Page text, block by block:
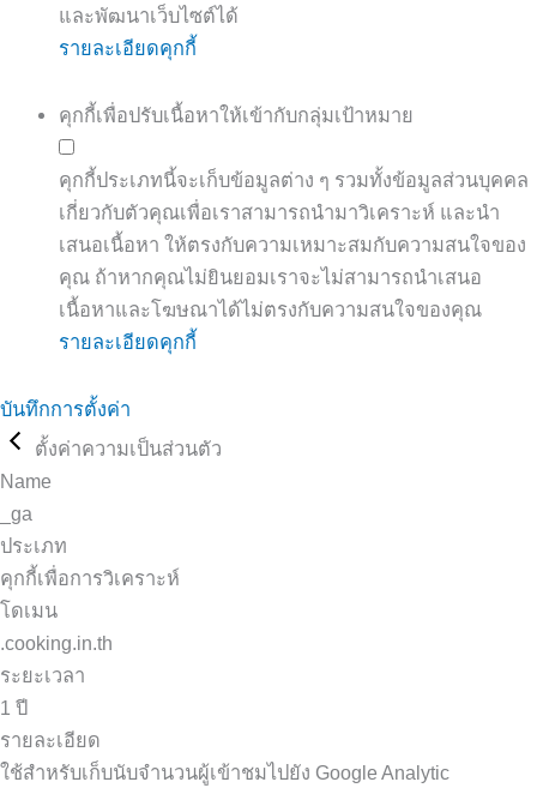
และพัฒนาเว็บไซต์ได้
รายละเอียดคุกกี้
คุกกี้เพื่อปรับเนื้อหาให้เข้ากับกลุ่มเป้าหมาย
คุกกี้ประเภทนี้จะเก็บข้อมูลต่าง ๆ รวมทั้งข้อมูลส่วนบุคคล
เกี่ยวกับตัวคุณเพื่อเราสามารถนำมาวิเคราะห์ และนำ
เสนอเนื้อหา ให้ตรงกับความเหมาะสมกับความสนใจของ
คุณ ถ้าหากคุณไม่ยินยอมเราจะไม่สามารถนำเสนอ
เนื้อหาและโฆษณาได้ไม่ตรงกับความสนใจของคุณ
รายละเอียดคุกกี้
บันทึกการตั้งค่า
ตั้งค่าความเป็นส่วนตัว
Name
_ga
ประเภท
คุกกี้เพื่อการวิเคราะห์
โดเมน
.cooking.in.th
ระยะเวลา
1 ปี
รายละเอียด
ใช้สำหรับเก็บนับจำนวนผู้เข้าชมไปยัง Google Analytic